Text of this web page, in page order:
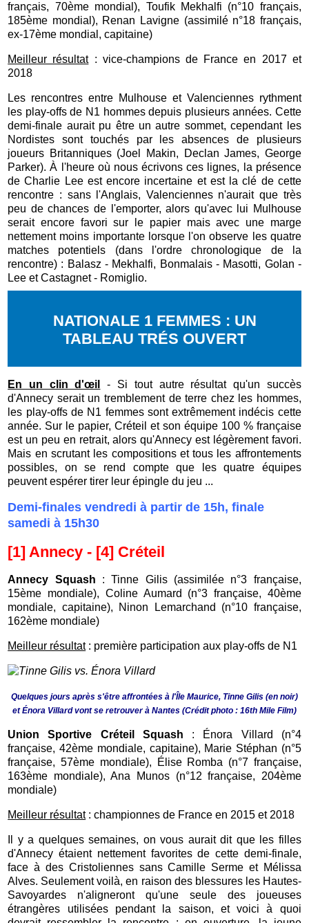
français, 70ème mondial), Toufik Mekhalfi (n°10 français,
185ème mondial), Renan Lavigne (assimilé n°18 français,
ex-17ème mondial, capitaine)
Meilleur résultat: vice-champions de France en 2017 et
2018
Les rencontres entre Mulhouse et Valenciennes rythment
les play-offs de N1 hommes depuis plusieurs années. Cette
demi-finale aurait pu être un autre sommet, cependant les
Nordistes sont touchés par les absences de plusieurs
joueurs Britanniques (Joel Makin, Declan James, George
Parker). À l'heure où nous écrivons ces lignes, la présence
de Charlie Lee est encore incertaine et est la clé de cette
rencontre : sans l'Anglais, Valenciennes n'aurait que très
peu de chances de l'emporter, alors qu'avec lui Mulhouse
serait encore favori sur le papier mais avec une marge
nettement moins importante lorsque l'on observe les quatre
matches potentiels (dans l'ordre chronologique de la
rencontre) : Balasz - Mekhalfi, Bonmalais - Masotti, Golan -
Lee et Castagnet - Romiglio.
NATIONALE 1 FEMMES : UN
TABLEAU TRÉS OUVERT
En un clin d'œil
- Si tout autre résultat qu'un succès
d'Annecy serait un tremblement de terre chez les hommes,
les play-offs de N1 femmes sont extrêmement indécis cette
année. Sur le papier, Créteil et son équipe 100 % française
est un peu en retrait, alors qu'Annecy est légèrement favori.
Mais en scrutant les compositions et tous les affrontements
possibles, on se rend compte que les quatre équipes
peuvent espérer tirer leur épingle du jeu ...
Demi-finales vendredi à partir de 15h, finale
samedi à 15h30
[1] Annecy - [4] Créteil
Annecy Squash : Tinne Gilis (assimilée n°3 française,
15ème mondiale), Coline Aumard (n°3 française, 40ème
mondiale, capitaine), Ninon Lemarchand (n°10 française,
162ème mondiale)
Meilleur résultat: première participation aux play-offs de N1
Quelques jours après s'être affrontées à l'Île Maurice, Tinne Gilis (en noir)
et Énora Villard vont se retrouver à Nantes (Crédit photo : 16th Mile Film)
Union Sportive Créteil Squash : Énora Villard (n°4
française, 42ème mondiale, capitaine), Marie Stéphan (n°5
française, 57ème mondiale), Élise Romba (n°7 française,
163ème mondiale), Ana Munos (n°12 française, 204ème
mondiale)
Meilleur résultat:championnes de France en 2015 et 2018
Il y a quelques semaines, on vous aurait dit que les filles
d'Annecy étaient nettement favorites de cette demi-finale,
face à des Cristoliennes sans Camille Serme et Mélissa
Alves. Seulement voilà, en raison des blessures les Hautes-
Savoyardes n'aligneront qu'une seule des joueuses
étrangères utilisées pendant la saison, et voici à quoi